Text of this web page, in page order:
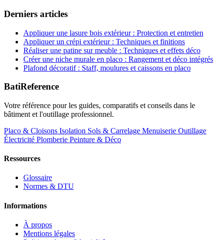
Derniers articles
Appliquer une lasure bois extérieur : Protection et entretien
Appliquer un crépi extérieur : Techniques et finitions
Réaliser une patine sur meuble : Techniques et effets déco
Créer une niche murale en placo : Rangement et déco intégrés
Plafond décoratif : Staff, moulures et caissons en placo
BatiReference
Votre référence pour les guides, comparatifs et conseils dans le
bâtiment et l'outillage professionnel.
Placo & Cloisons Isolation Sols & Carrelage Menuiserie Outillage
Électricité Plomberie Peinture & Déco
Ressources
Glossaire
Normes & DTU
Informations
À propos
Mentions légales